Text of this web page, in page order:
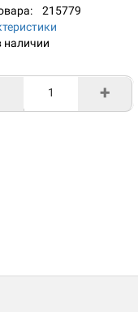
215779
наличии
+